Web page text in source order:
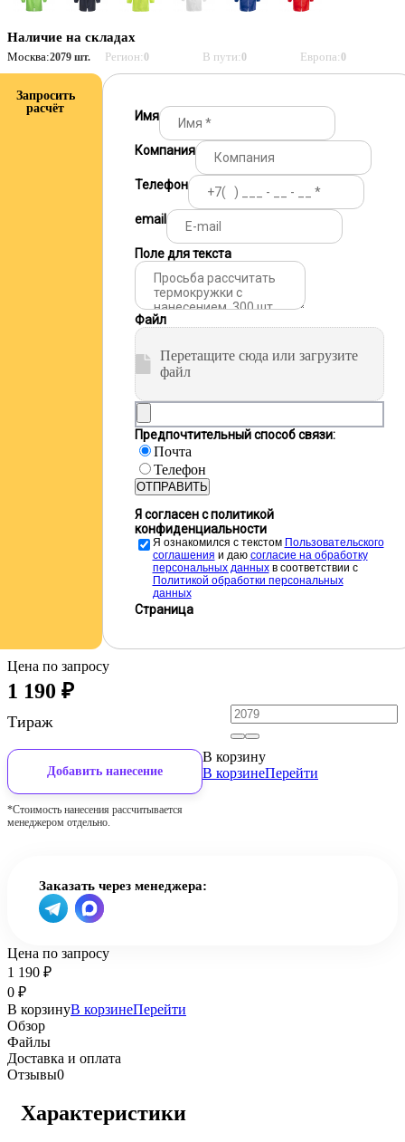
Наличие на складах
Москва:2079 шт. Регион:0 В пути:0 Европа:0
Запросить
расчёт
Имя
Компания
Телефон
email
Поле для текста
Файл
Перетащите сюда или загрузите
файл
Предпочтительный способ связи:
Почта
Телефон
ОТПРАВИТЬ
Я согласен с политикой
конфиденциальности
Я ознакомился с текстом Пользовательского
соглашения и даю cогласие на обработку
персональных данныхв соответствии с
Политикой обработки персональных
данных
Страница
Цена по запросу
1 190 ₽
Тираж
Добавить нанесение
*Стоимость нанесения рассчитывается
менеджером отдельно.
В корзину
В корзинеПерейти
Заказать через менеджера:
Цена по запросу
1 190 ₽
0 ₽
В корзинуВ корзинеПерейти
Обзор
Файлы
Доставка и оплата
Отзывы0
Характеристики